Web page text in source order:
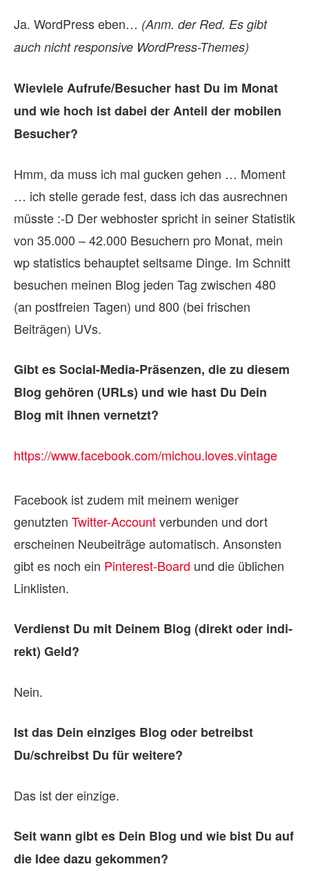
Ja. WordPress eben… (Anm. der Red. Es gibt
auch nicht responsive WordPress-Themes)
Wie­viele Aufrufe/Besucher hast Du im Mo­nat
und wie hoch ist da­bei der An­teil der mo­bi­len
Be­su­cher?
Hmm, da muss ich mal gucken gehen … Moment
… ich stelle gerade fest, dass ich das ausrechnen
müsste :-D Der webhoster spricht in seiner Statistik
von 35.000 – 42.000 Besuchern pro Monat, mein
wp statistics behauptet seltsame Dinge. Im Schnitt
besuchen meinen Blog jeden Tag zwischen 480
(an postfreien Tagen) und 800 (bei frischen
Beiträgen) UVs.
Gibt es Social-Media-Präsenzen, die zu die­sem
Blog ge­hö­ren (URLs) und wie hast Du Dein
Blog mit ih­nen ver­netzt?
https://www.facebook.com/michou.loves.vintage
Facebook ist zudem mit meinem weniger
genutzten Twitter-Accountverbunden und dort
erscheinen Neubeiträge automatisch. Ansonsten
gibt es noch ein Pinterest-Board und die üblichen
Linklisten.
Ver­dienst Du mit Dei­nem Blog (di­rekt oder in­di­
rekt) Geld?
Nein.
Ist das Dein ein­zi­ges Blog oder be­treibst
Du/schreibst Du für wei­tere?
Das ist der einzige.
Seit wann gibt es Dein Blog und wie bist Du auf
die Idee dazu ge­kom­men?